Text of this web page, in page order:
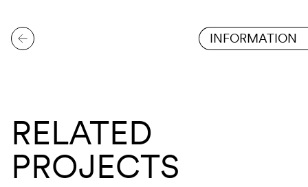
INFORMATION
RELATED
PROJECTS